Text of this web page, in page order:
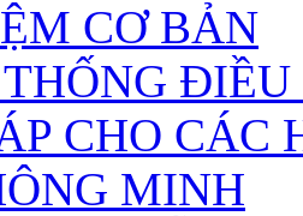
CƠ BẢN
CHO CÁC
MINH